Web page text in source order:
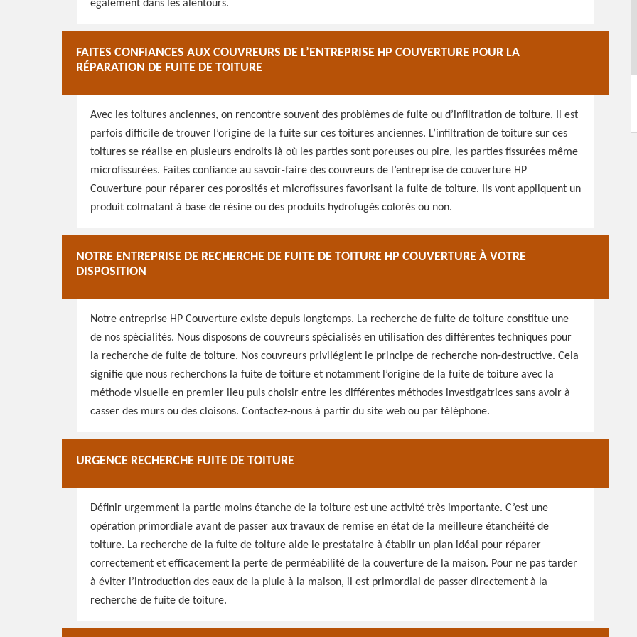
également dans les alentours.
FAITES CONFIANCES AUX COUVREURS DE L’ENTREPRISE HP COUVERTURE POUR LA
RÉPARATION DE FUITE DE TOITURE
Avec les toitures anciennes, on rencontre souvent des problèmes de fuite ou d’infiltration de toiture. Il est
parfois difficile de trouver l’origine de la fuite sur ces toitures anciennes. L’infiltration de toiture sur ces
toitures se réalise en plusieurs endroits là où les parties sont poreuses ou pire, les parties fissurées même
microfissurées. Faites confiance au savoir-faire des couvreurs de l’entreprise de couverture HP
Couverture pour réparer ces porosités et microfissures favorisant la fuite de toiture. Ils vont appliquent un
produit colmatant à base de résine ou des produits hydrofugés colorés ou non.
NOTRE ENTREPRISE DE RECHERCHE DE FUITE DE TOITURE HP COUVERTURE À VOTRE
DISPOSITION
Notre entreprise HP Couverture existe depuis longtemps. La recherche de fuite de toiture constitue une
de nos spécialités. Nous disposons de couvreurs spécialisés en utilisation des différentes techniques pour
la recherche de fuite de toiture. Nos couvreurs privilégient le principe de recherche non-destructive. Cela
signifie que nous recherchons la fuite de toiture et notamment l’origine de la fuite de toiture avec la
méthode visuelle en premier lieu puis choisir entre les différentes méthodes investigatrices sans avoir à
casser des murs ou des cloisons. Contactez-nous à partir du site web ou par téléphone.
URGENCE RECHERCHE FUITE DE TOITURE
Définir urgemment la partie moins étanche de la toiture est une activité très importante. C’est une
opération primordiale avant de passer aux travaux de remise en état de la meilleure étanchéité de
toiture. La recherche de la fuite de toiture aide le prestataire à établir un plan idéal pour réparer
correctement et efficacement la perte de perméabilité de la couverture de la maison. Pour ne pas tarder
à éviter l’introduction des eaux de la pluie à la maison, il est primordial de passer directement à la
recherche de fuite de toiture.